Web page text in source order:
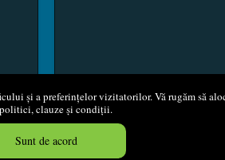
și a preferințelor vizitatorilor. Vă rugăm să
clauze și condiții.
Sunt de acord
S.R.L. Magazin online
in 0.0566 sec